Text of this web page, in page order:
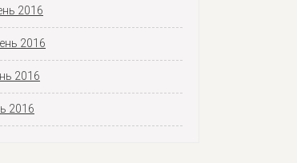
2016
2016
2016
2016